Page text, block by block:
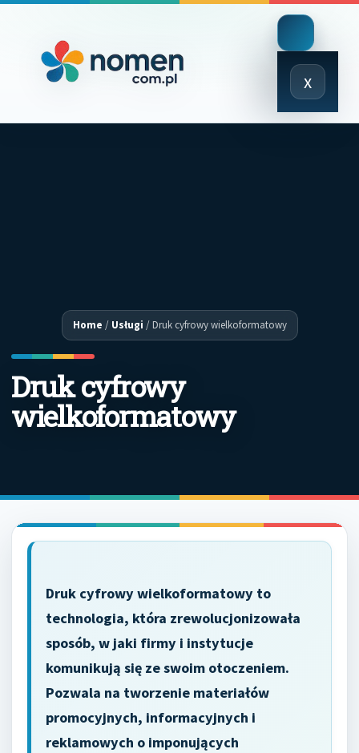
x
Close
Menu
Home / Usługi /Druk cyfrowy wielkoformatowy
Druk cyfrowy
wielkoformatowy
Druk cyfrowy wielkoformatowy to
technologia, która zrewolucjonizowała
sposób, w jaki firmy i instytucje
komunikują się ze swoim otoczeniem.
Pozwala na tworzenie materiałów
promocyjnych, informacyjnych i
reklamowych o imponujących